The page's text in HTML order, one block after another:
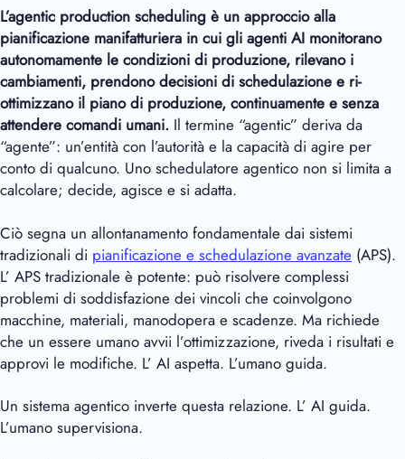
L’agentic production scheduling è un approccio alla
pianificazione manifatturiera in cui gli agenti AI monitorano
autonomamente le condizioni di produzione, rilevano i
cambiamenti, prendono decisioni di schedulazione e ri-
ottimizzano il piano di produzione, continuamente e senza
attendere comandi umani. Il termine “agentic” deriva da
“agente”: un’entità con l’autorità e la capacità di agire per
conto di qualcuno. Uno schedulatore agentico non si limita a
calcolare; decide, agisce e si adatta.
Ciò segna un allontanamento fondamentale dai sistemi
tradizionali di pianificazione e schedulazione avanzate (APS).
L’ APS tradizionale è potente: può risolvere complessi
problemi di soddisfazione dei vincoli che coinvolgono
macchine, materiali, manodopera e scadenze. Ma richiede
che un essere umano avvii l’ottimizzazione, riveda i risultati e
approvi le modifiche. L’ AI aspetta. L’umano guida.
Un sistema agentico inverte questa relazione. L’ AI guida.
L’umano supervisiona.